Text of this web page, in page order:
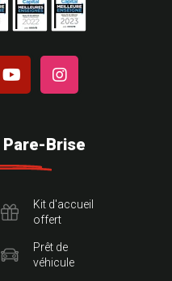
Brise
Kit d'accueil
offert
Prêt de
véhicule